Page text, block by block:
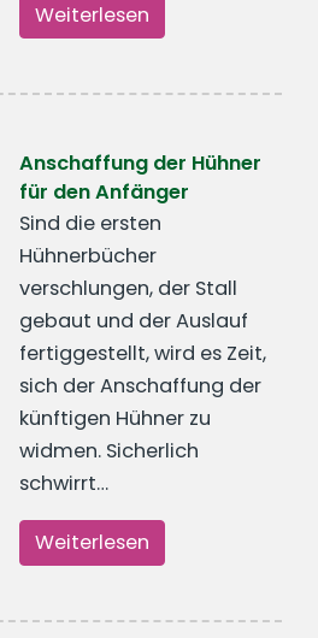
Weiterlesen
Anschaffung der Hühner
für den Anfänger
Sind die ersten
Hühnerbücher
verschlungen, der Stall
gebaut und der Auslauf
fertiggestellt, wird es Zeit,
sich der Anschaffung der
künftigen Hühner zu
widmen. Sicherlich
schwirrt…
Weiterlesen